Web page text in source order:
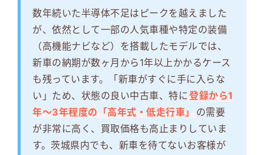
数年続いた半導体不足はピークを越えました
が、依然として一部の人気車種や特定の装備
（高機能ナビなど）を搭載したモデルでは、
新車の納期が数ヶ月から1年以上かかるケース
も残っています。「新車がすぐに手に入らな
い」ため、状態の良い中古車、特に登録から1
年～3年程度の「高年式・低走行車」の需要
が非常に高く、買取価格も高止まりしていま
す。茨城県内でも、新車を待てないお客様が